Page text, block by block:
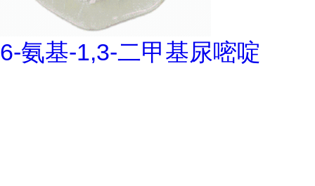
6-氨基-1,3-二甲基尿嘧啶